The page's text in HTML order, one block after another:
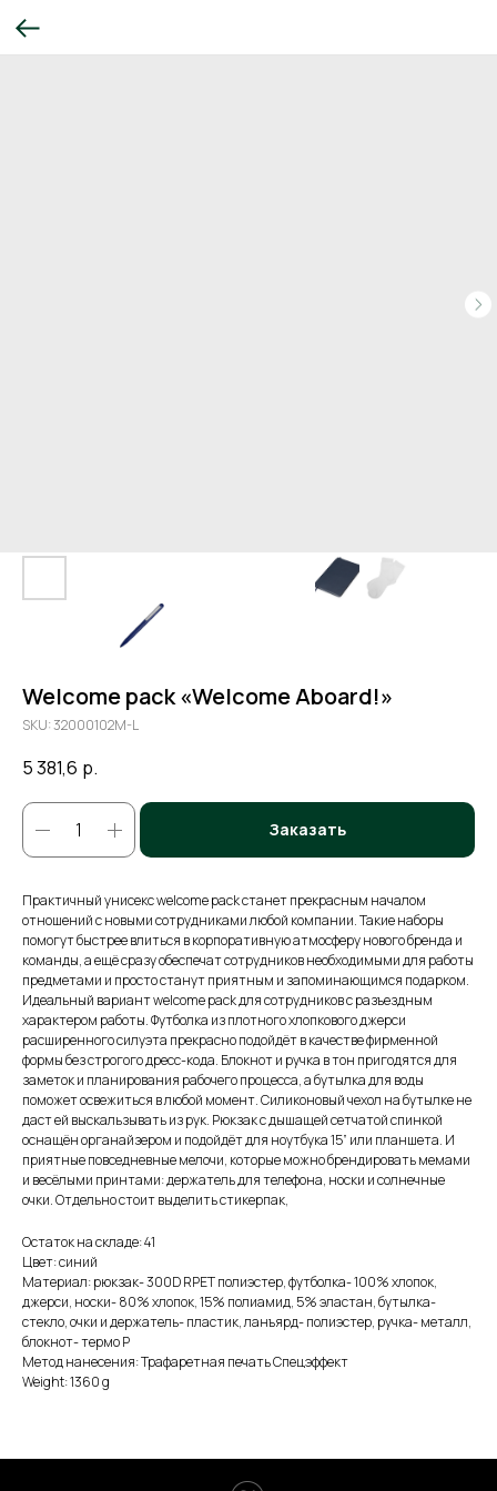
Welcome pack «Welcome Aboard!»
SKU:32000102M-L
5 381,6 р.
Заказать
Практичный унисекс welcome pack станет прекрасным началом
отношений с новыми сотрудниками любой компании. Такие наборы
помогут быстрее влиться в корпоративную атмосферу нового бренда и
команды, а ещё сразу обеспечат сотрудников необходимыми для работы
предметами и просто станут приятным и запоминающимся подарком.
Идеальный вариант welcome pack для сотрудников с разъездным
характером работы. Футболка из плотного хлопкового джерси
расширенного силуэта прекрасно подойдёт в качестве фирменной
формы без строгого дресс-кода. Блокнот и ручка в тон пригодятся для
заметок и планирования рабочего процесса, а бутылка для воды
поможет освежиться в любой момент. Силиконовый чехол на бутылке не
даст ей выскальзывать из рук. Рюкзак с дышащей сетчатой спинкой
оснащён органайзером и подойдёт для ноутбука 15” или планшета. И
приятные повседневные мелочи, которые можно брендировать мемами
и весёлыми принтами: держатель для телефона, носки и солнечные
очки. Отдельно стоит выделить стикерпак,
Остаток на складе: 41
Цвет: синий
Материал: рюкзак- 300D RPET полиэстер, футболка- 100% хлопок,
джерси, носки- 80% хлопок, 15% полиамид, 5% эластан, бутылка-
стекло, очки и держатель- пластик, ланъярд- полиэстер, ручка- металл,
блокнот- термо P
Метод нанесения: Трафаретная печать Спецэффект
Weight: 1360 g